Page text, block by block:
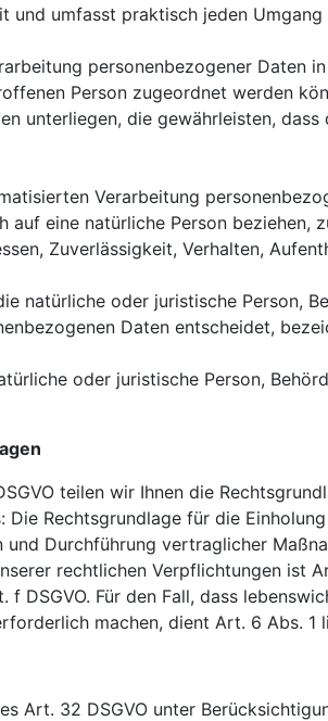
und umfasst praktisch jeden Umgang
personenbezogener
Person zugeordnet werden
unterliegen, die gewährleisten,
Verarbeitung
auf eine natürliche Person
Zuverlässigkeit, Verhalten,
natürliche oder juristische Person,
Daten entscheidet,
oder juristische Person,
teilen wir Ihnen die
Die Rechtsgrundlage für die
und Durchführung vertraglicher
rechtlichen Verpflichtungen ist
f DSGVO. Für den Fall, dass
machen, dient Art. 6 Abs. 1
Art. 32 DSGVO unter